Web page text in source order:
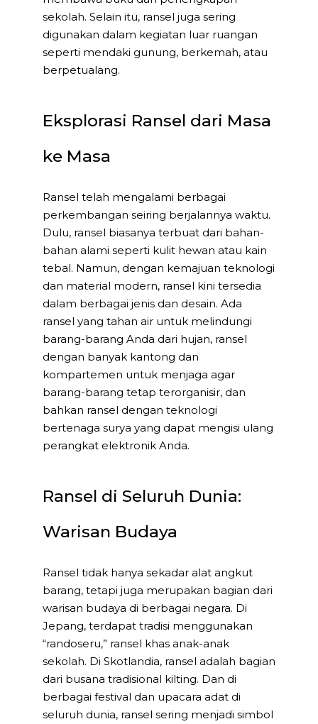
sekolah. Selain itu, ransel juga sering
digunakan dalam kegiatan luar ruangan
seperti mendaki gunung, berkemah, atau
berpetualang.
Eksplorasi Ransel dari Masa
ke Masa
Ransel telah mengalami berbagai
perkembangan seiring berjalannya waktu.
Dulu, ransel biasanya terbuat dari bahan-
bahan alami seperti kulit hewan atau kain
tebal. Namun, dengan kemajuan teknologi
dan material modern, ransel kini tersedia
dalam berbagai jenis dan desain. Ada
ransel yang tahan air untuk melindungi
barang-barang Anda dari hujan, ransel
dengan banyak kantong dan
kompartemen untuk menjaga agar
barang-barang tetap terorganisir, dan
bahkan ransel dengan teknologi
bertenaga surya yang dapat mengisi ulang
perangkat elektronik Anda.
Ransel di Seluruh Dunia:
Warisan Budaya
Ransel tidak hanya sekadar alat angkut
barang, tetapi juga merupakan bagian dari
warisan budaya di berbagai negara. Di
Jepang, terdapat tradisi menggunakan
“randoseru,” ransel khas anak-anak
sekolah. Di Skotlandia, ransel adalah bagian
dari busana tradisional kilting. Dan di
berbagai festival dan upacara adat di
seluruh dunia, ransel sering menjadi simbol